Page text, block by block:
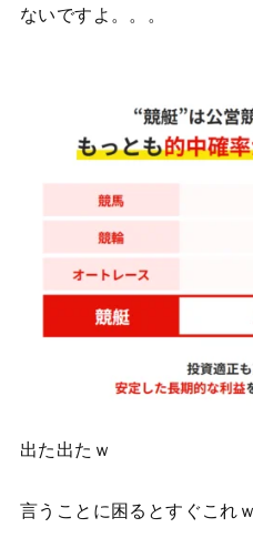
ないですよ。。。
出た出たｗ
言うことに困るとすぐこれｗ